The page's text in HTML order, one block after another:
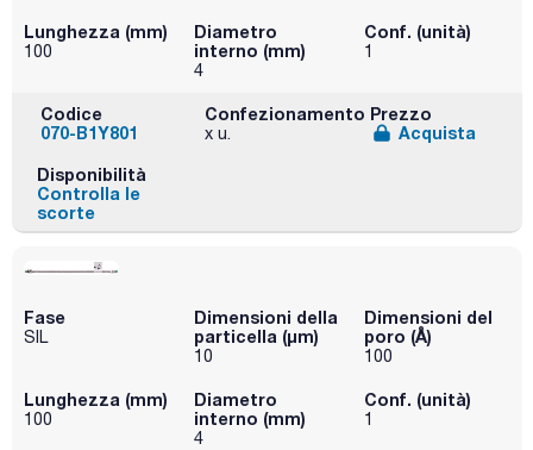
Lunghezza (mm)
100
Diametro
interno (mm)
4
Conf. (unità)
1
Codice
070-B1Y801
Confezionamento
x u.
Prezzo
Acquista
Disponibilità
Controlla le
scorte
Fase
SIL
Dimensioni della
particella (μm)
10
Dimensioni del
poro (Å)
100
Lunghezza (mm)
100
Diametro
interno (mm)
4
Conf. (unità)
1